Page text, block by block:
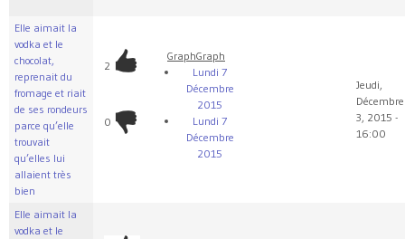
Elle aimait la
vodka et le
chocolat,
reprenait du
fromage et riait
de ses rondeurs
parce qu’elle
trouvait
qu’elles lui
allaient très
bien
2
0
GraphGraph
Lundi 7
Décembre
2015
Lundi 7
Décembre
2015
Jeudi,
Décembre
3, 2015 -
16:00
Elle aimait la
vodka et le